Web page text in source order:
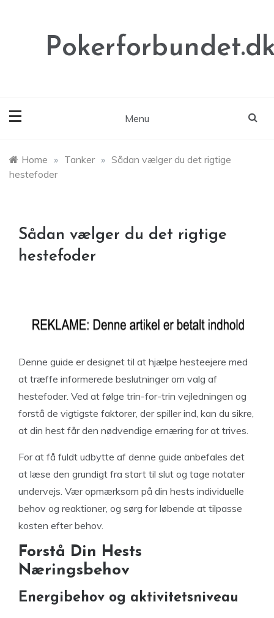
Menu
Home » Tanker » Sådan vælger du det rigtige
hestefoder
Sådan vælger du det rigtige
hestefoder
Denne guide er designet til at hjælpe hesteejere med
at træffe informerede beslutninger om valg af
hestefoder. Ved at følge trin-for-trin vejledningen og
forstå de vigtigste faktorer, der spiller ind, kan du sikre,
at din hest får den nødvendige ernæring for at trives.
For at få fuldt udbytte af denne guide anbefales det
at læse den grundigt fra start til slut og tage notater
undervejs. Vær opmærksom på din hests individuelle
behov og reaktioner, og sørg for løbende at tilpasse
kosten efter behov.
Forstå Din Hests
Næringsbehov
Energibehov og aktivitetsniveau